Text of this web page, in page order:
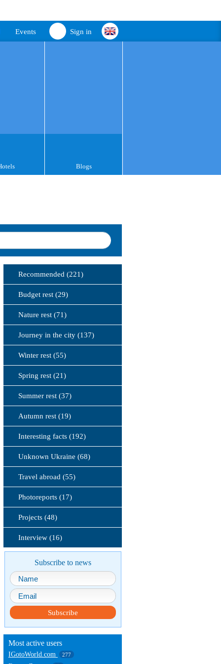
Sign in
Events
Blogs
Recommended (221)
Budget rest (29)
Nature rest (71)
Journey in the city (137)
Winter rest (55)
Spring rest (21)
Summer rest (37)
Autumn rest (19)
Interesting facts (192)
Unknown Ukraine (68)
Travel abroad (55)
Photoreports (17)
Projects (48)
Interview (16)
Subscribe to news
Subscribe
Most active users
IGotoWorld.com 277